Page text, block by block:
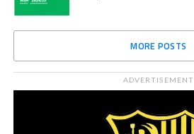
MORE POSTS
ADVERTISEMENT